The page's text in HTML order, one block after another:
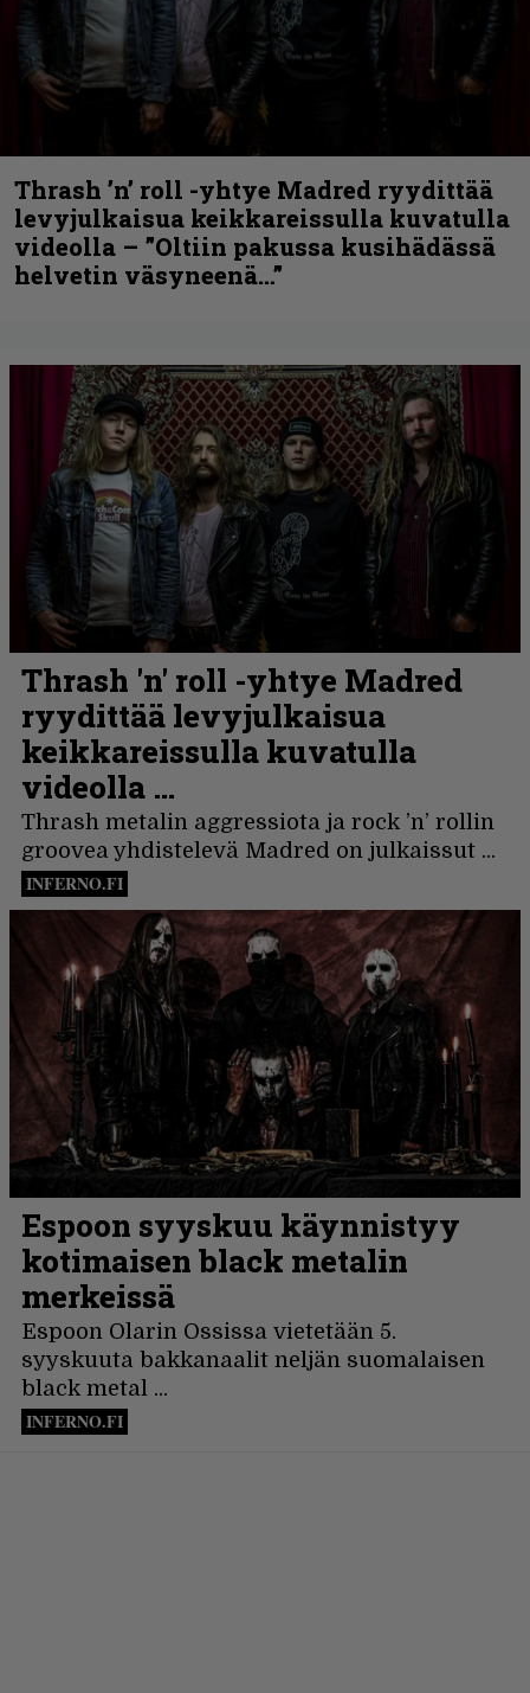
Thrash ’n’ roll -yhtye Madred ryydittää
levyjulkaisua keikkareissulla kuvatulla
videolla – ”Oltiin pakussa kusihädässä
helvetin väsyneenä…”